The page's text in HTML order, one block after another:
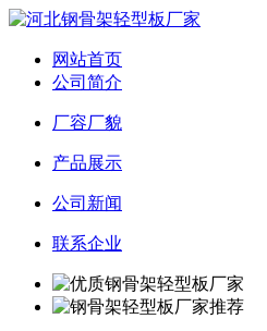
网站首页
公司简介
厂容厂貌
产品展示
公司新闻
联系企业